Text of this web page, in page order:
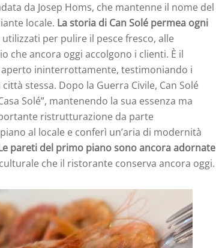
da Josep Homs, che mantenne il nome del
locale. La storia di Can Solé permea ogni
per pulire il pesce fresco, alle
che ancora oggi accolgono i clienti. È il
ininterrottamente, testimoniando i
stessa. Dopo la Guerra Civile, Can Solé
Solé”, mantenendo la sua essenza ma
ristrutturazione da parte
al locale e conferì un’aria di modernità
pareti del primo piano sono ancora adornate
che il ristorante conserva ancora oggi.